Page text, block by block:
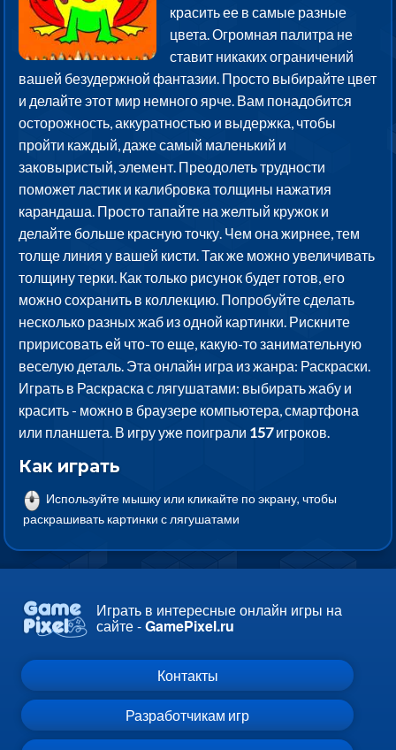
красить ее в самые разные
цвета. Огромная палитра не
ставит никаких ограничений
вашей безудержной фантазии. Просто выбирайте цвет
и делайте этот мир немного ярче. Вам понадобится
осторожность, аккуратностью и выдержка, чтобы
пройти каждый, даже самый маленький и
заковыристый, элемент. Преодолеть трудности
поможет ластик и калибровка толщины нажатия
карандаша. Просто тапайте на желтый кружок и
делайте больше красную точку. Чем она жирнее, тем
толще линия у вашей кисти. Так же можно увеличивать
толщину терки. Как только рисунок будет готов, его
можно сохранить в коллекцию. Попробуйте сделать
несколько разных жаб из одной картинки. Рискните
пририсовать ей что-то еще, какую-то занимательную
веселую деталь. Эта онлайн игра из жанра: Раскраски.
Играть в Раскраска с лягушатами: выбирать жабу и
красить - можно в браузере компьютера, смартфона
или планшета. В игру уже поиграли 157игроков.
Как играть
Используйте мышку или кликайте по экрану, чтобы
раскрашивать картинки с лягушатами
Играть в интересные онлайн игры на
сайте -GamePixel.ru
Контакты
Разработчикам игр